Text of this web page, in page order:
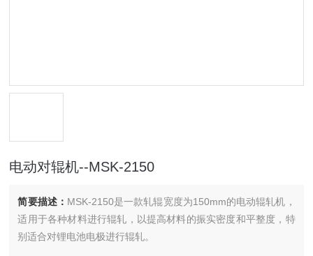
电动对辊机--MSK-2150
简要描述： MSK-2150是一款轧辊宽度为150mm的电动辊轧机，
适用于各种材料进行辊轧，以提高材料的振实密度和平整度，特
别适合对锂电池电极进行辊轧。